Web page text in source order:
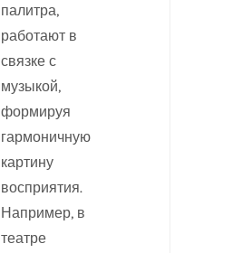
палитра,
работают в
связке с
музыкой,
формируя
гармоничную
картину
восприятия.
Например, в
театре